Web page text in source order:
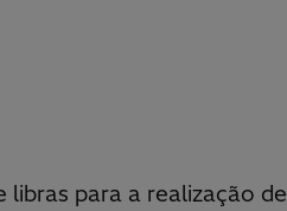
libras para a realização